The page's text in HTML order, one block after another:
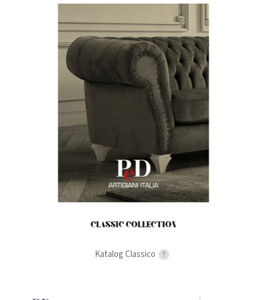
Katalog Classico ?